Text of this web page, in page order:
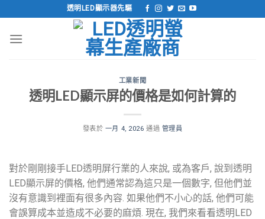
到
透明LED顯示器先驅
工業新聞
透明LED顯示屏的價格是如何計算的
發表於 一月 4, 2026 通過 管理員
對於剛剛接手LED透明屏行業的人來說, 或為客戶, 說到透明
LED顯示屏的價格, 他們通常認為這只是一個數字, 但他們並
沒有意識到裡面有很多內容. 如果他們不小心的話, 他們可能
會誤算成本並造成不必要的麻煩. 現在, 我們來看看透明LED